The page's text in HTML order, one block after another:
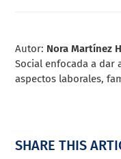
Autor: Nora Martínez
Social enfocada a dar
aspectos laborales,
SHARE THIS